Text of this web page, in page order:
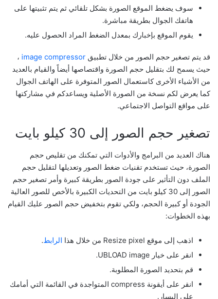
سوف يضغط الموقع الصورة بشكل تلقائي ثم يتم تثبيتها على
هاتفك الجوال بطريقة مباشرة.
يقوم الموقع بإخبارك بمعدل الضغط المراد الحصول عليه.
قد يتم تصغير حجم الصور من خلال تطبيق image compressor ،
حيث يسمح لك بتقليل حجم الصورة واقتصاصها أيضاً والقيام بالعديد
من الأشياء الأخرى كاستعمال الصور المتوفرة على الهاتف الجوال
كما يعرض لكم نسخة من الصورة الأصلية ويساعدكم في مشاركتها
على مواقع التواصل الاجتماعي.
تصغير حجم الصور إلى 30 كيلو بايت
هناك العديد من البرامج والأدوات التي تمكنك من تقليص حجم
الصورة، حيث تستخدم تقنيات ضغط الصور وتعديلها لتقليل حجم
الملف دون التأثير على جودة الصور بطريقة كبيرة وأمر تصغير حجم
الصور إلى 30 كيلو بايت من التحديات الكبيرة بالأخص للصور العالية
الجودة أو كبيرة الحجم، ولكي تقوم بتخفيض حجم الصور عليك القيام
بهذه الخطوات:
اذهب إلى موقع Resize pixel من خلال هذا الرابط.
انقر على خيار UBLOAD image.
قم بتحديد الصورة المطلوبة.
انقر على أيقونة compress المتواجدة في القائمة التي أمامك
على اليسار.